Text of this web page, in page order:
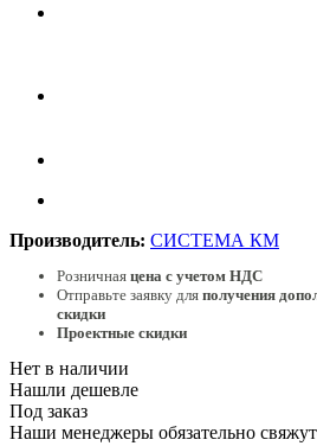
Производитель: СИСТЕМА КМ
Розничная цена с учетом НДС
Отправьте заявку для получения
скидки
Проектные скидки
Нет в наличии
Нашли дешевле
Под заказ
Наши менеджеры обязательно